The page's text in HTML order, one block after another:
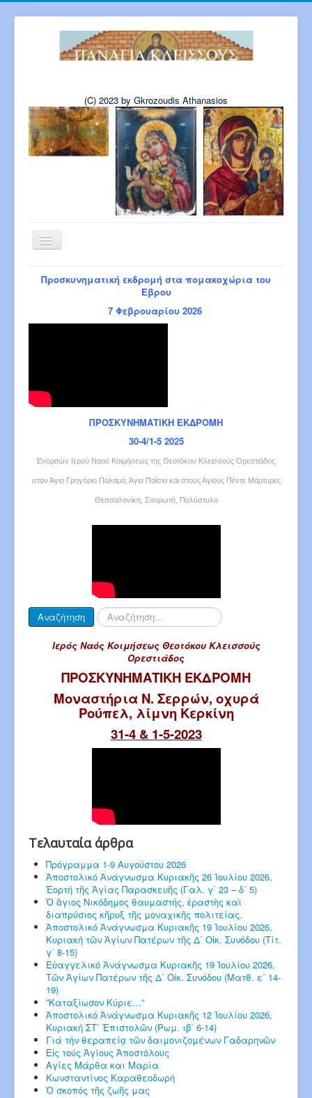
(C) 2023 by Gkrozoudis Athanasios
Εναλλαγή
Πρόγραμμα Παναγίας 6-2026
Πρόγρ. Σεβ. Μητροπολίτου 8-2026
Προσκυνηματική εκδρομή στα πομακοχώρια του
Έβρου
7 Φεβρουαρίου 2026
ΠΡΟΣΚΥΝΗΜΑΤΙΚΗ ΕΚΔΡΟΜΗ
30-4/1-5 2025
Ενοριτών Ιερού Ναού Κοιμήσεως της Θεοτόκου Κλεισσούς Ορεστιάδος
στον Άγιο Γρηγόριο Παλαμά, Άγιο Παΐσιο και στους Άγιους Πέντε Μάρτυρες
Θεσσαλονίκη, Σουρωτή, Πολύστυλο
Αναζήτηση Αναζήτηση...
Ιερός Ναός Κοιμήσεως Θεοτόκου Κλεισσούς
Ορεστιάδος
ΠΡΟΣΚΥΝΗΜΑΤΙΚΗ ΕΚΔΡΟΜΗ
Μοναστήρια Ν. Σερρών, οχυρά
Ρούπελ, λίμνη Κερκίνη
31-4 & 1-5-2023
Τελαυταία άρθρα
Πρόγραμμα 1-9 Αυγούστου 2026
Ἀποστολικό Ἀνάγνωσμα Κυριακῆς 26 Ἰουλίου 2026,
Ἑορτή τῆς Ἁγίας Παρασκευῆς (Γαλ. γ΄ 23 – δ΄ 5)
Ὁ ἅγιος Νικόδημος θαυμαστής, ἐραστὴς καὶ
διαπρύσιος κῆρυξ τῆς μοναχικῆς πολιτείας.
Ἀποστολικό Ἀνάγνωσμα Κυριακῆς 19 Ἰουλίου 2026,
Κυριακή τῶν Ἁγίων Πατέρων τῆς Δ΄ Οἰκ. Συνόδου (Τίτ.
γ΄ 8-15)
Εὐαγγελικό Ἀνάγνωσμα Κυριακῆς 19 Ἰουλίου 2026,
Τῶν Ἁγίων Πατέρων τῆς Δ΄ Οἰκ. Συνόδου (Ματθ. ε΄ 14-
19)
”Καταξίωσον Κύριε…”
Ἀποστολικό Ἀνάγνωσμα Κυριακῆς 12 Ἰουλίου 2026,
Κυριακή ΣΤ΄ Ἐπιστολῶν (Ρωμ. ιβ΄ 6-14)
Γιά τήν θεραπείᾳ τῶν δαιμονιζομένων Γαδαρηνῶν
Εἰς τούς Ἁγίους Ἀποστόλους
Αγίες Μάρθα και Μαρία
Κωνσταντίνος Καραθεοδωρή
Ὁ σκοπός τῆς ζωῆς μας